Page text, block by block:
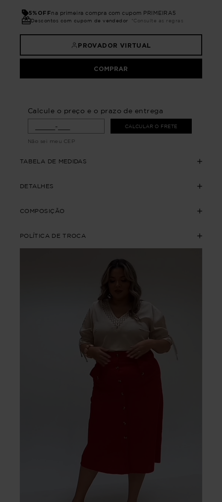
5%OFFna primeira compra com cupom PRIMEIRA5
Descontos com cupom de vendedor *Consulte as regras
PROVADOR VIRTUAL
COMPRAR
Calcule o preço e o prazo de entrega
CALCULAR O FRETE
Não sei meu CEP
TABELA DE MEDIDAS
DETALHES
COMPOSIÇÃO
POLÍTICA DE TROCA